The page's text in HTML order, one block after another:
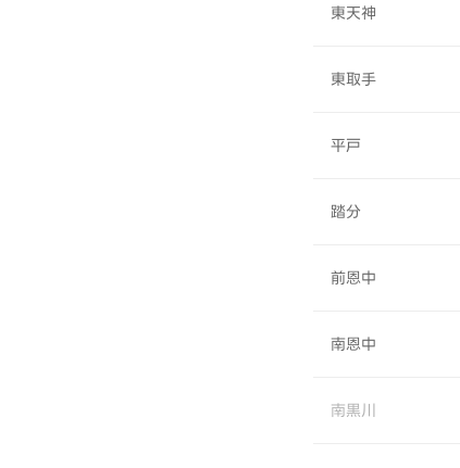
東天神
東取手
平戸
踏分
前恩中
南恩中
南黒川